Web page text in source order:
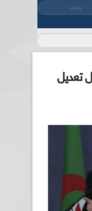
البحث ‏بحث ‏
تعديل